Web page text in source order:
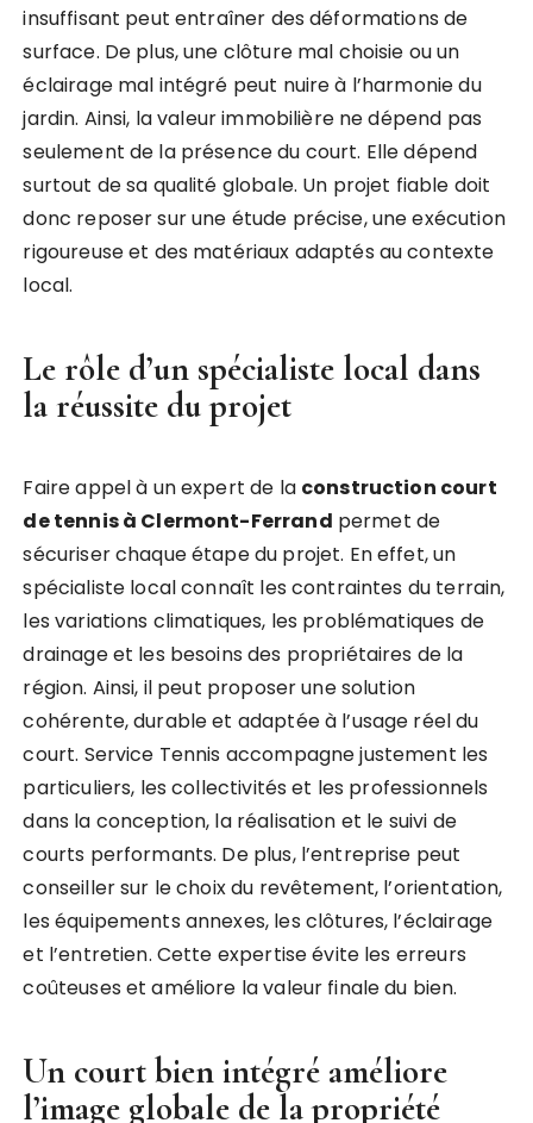
insuffisant peut entraîner des déformations de
surface. De plus, une clôture mal choisie ou un
éclairage mal intégré peut nuire à l’harmonie du
jardin. Ainsi, la valeur immobilière ne dépend pas
seulement de la présence du court. Elle dépend
surtout de sa qualité globale. Un projet fiable doit
donc reposer sur une étude précise, une exécution
rigoureuse et des matériaux adaptés au contexte
local.
Le rôle d’un spécialiste local dans
la réussite du projet
Faire appel à un expert de la construction court
de tennis à Clermont-Ferrand permet de
sécuriser chaque étape du projet. En effet, un
spécialiste local connaît les contraintes du terrain,
les variations climatiques, les problématiques de
drainage et les besoins des propriétaires de la
région. Ainsi, il peut proposer une solution
cohérente, durable et adaptée à l’usage réel du
court. Service Tennis accompagne justement les
particuliers, les collectivités et les professionnels
dans la conception, la réalisation et le suivi de
courts performants. De plus, l’entreprise peut
conseiller sur le choix du revêtement, l’orientation,
les équipements annexes, les clôtures, l’éclairage
et l’entretien. Cette expertise évite les erreurs
coûteuses et améliore la valeur finale du bien.
Un court bien intégré améliore
l’image globale de la propriété